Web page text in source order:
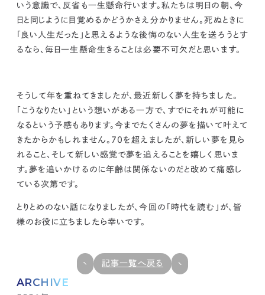
ARCHIVE
いう意識で、反省も一生懸命行います。 私たちは明日の朝、今
日と同じように目覚めるかどうかさえ分かりません。死ぬときに
「良い人生だった」と思えるような後悔のない人生を送ろうとす
るなら、毎日一生懸命生きることは必要不可欠だと思います。
そうして年を重ねてきましたが、最近新しく夢を持ちました。
「こうなりたい」という想いがある一方で、すでにそれが可能に
なるという予感もあります。今までたくさんの夢を描いて叶えて
きたからかもしれません。70を超えましたが、新しい夢を見ら
れること、そして新しい感覚で夢を追えることを嬉しく思いま
す。夢を追いかけるのに年齢は関係ないのだと改めて痛感し
ている次第です。
とりとめのない話になりましたが、今回の「時代を読む」が、皆
様のお役に立ちましたら幸いです。
記事一覧へ戻る